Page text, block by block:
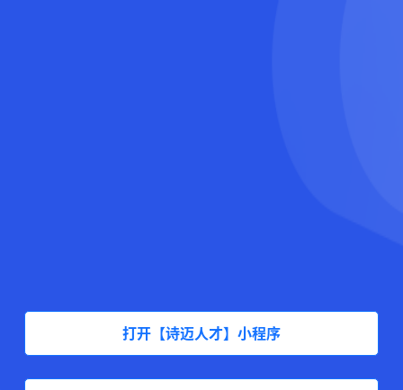
打开【诗迈人才】小程序